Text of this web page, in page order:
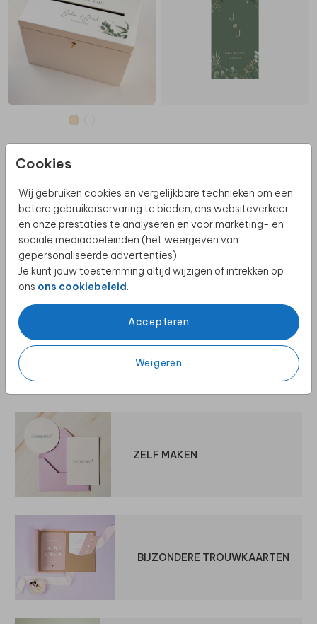
Cookies
Wij gebruiken cookies en vergelijkbare technieken om een
betere gebruikerservaring te bieden, ons websiteverkeer
en onze prestaties te analyseren en voor marketing- en
sociale mediadoeleinden (het weergeven van
gepersonaliseerde advertenties).
Je kunt jouw toestemming altijd wijzigen of intrekken op
ons ons cookiebeleid.
Accepteren
Weigeren
Bekijk ook
ZELF MAKEN
BIJZONDERE TROUWKAARTEN